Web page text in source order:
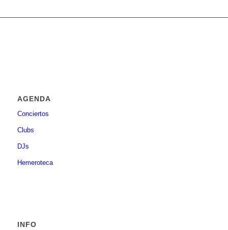
AGENDA
Conciertos
Clubs
DJs
Hemeroteca
INFO